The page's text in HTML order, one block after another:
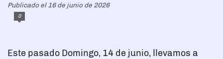
Publicado el 16 de junio de 2026
0
Este pasado Domingo, 14 de junio, llevamos a